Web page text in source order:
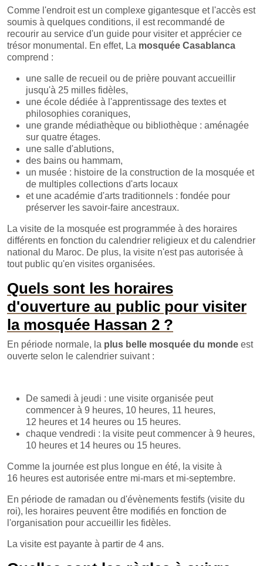
Comme l'endroit est un complexe gigantesque et l'accès est
soumis à quelques conditions, il est recommandé de
recourir au service d'un guide pour visiter et apprécier ce
trésor monumental. En effet, La mosquée Casablanca
comprend :
une salle de recueil ou de prière pouvant accueillir
jusqu'à 25 milles fidèles,
une école dédiée à l'apprentissage des textes et
philosophies coraniques,
une grande médiathèque ou bibliothèque : aménagée
sur quatre étages.
une salle d'ablutions,
des bains ou hammam,
un musée : histoire de la construction de la mosquée et
de multiples collections d'arts locaux
et une académie d'arts traditionnels : fondée pour
préserver les savoir-faire ancestraux.
La visite de la mosquée est programmée à des horaires
différents en fonction du calendrier religieux et du calendrier
national du Maroc. De plus, la visite n'est pas autorisée à
tout public qu'en visites organisées.
Quels sont les horaires
d'ouverture au public pour visiter
la mosquée Hassan 2 ?
En période normale, la plus belle mosquée du monde est
ouverte selon le calendrier suivant :
De samedi à jeudi : une visite organisée peut
commencer à 9 heures, 10 heures, 11 heures,
12 heures et 14 heures ou 15 heures.
chaque vendredi : la visite peut commencer à 9 heures,
10 heures et 14 heures ou 15 heures.
Comme la journée est plus longue en été, la visite à
16 heures est autorisée entre mi-mars et mi-septembre.
En période de ramadan ou d'évènements festifs (visite du
roi), les horaires peuvent être modifiés en fonction de
l'organisation pour accueillir les fidèles.
La visite est payante à partir de 4 ans.